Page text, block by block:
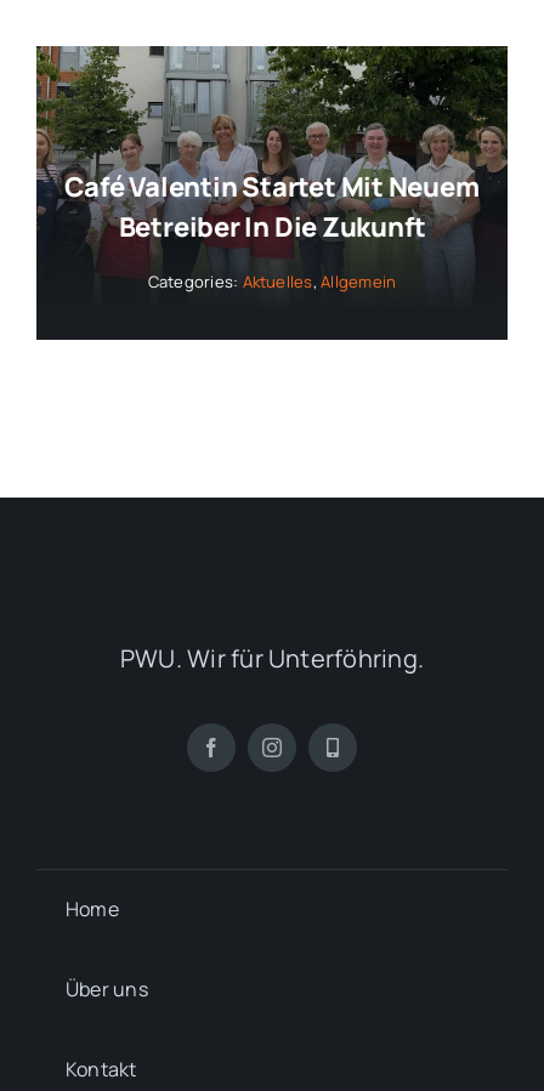
Café Valentin Startet Mit Neuem
Betreiber In Die Zukunft
Categories: Aktuelles,Allgemein
PWU. Wir für Unterföhring.
Home
Über uns
Kontakt